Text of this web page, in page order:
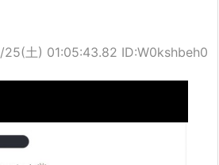
土) 01:05:43.82 ID:W0kshbeh0